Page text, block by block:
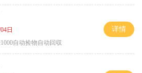
日
自动捡物自动回収
详情